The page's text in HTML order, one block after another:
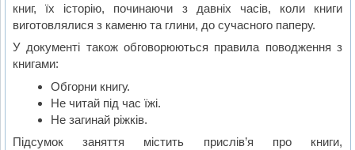
книг, їх історію, починаючи з давніх часів, коли книги
виготовлялися з каменю та глини, до сучасного паперу.
У документі також обговорюються правила поводження з
книгами:
Обгорни книгу.
Не читай під час їжі.
Не загинай ріжків.
Підсумок заняття містить прислів’я про книги,